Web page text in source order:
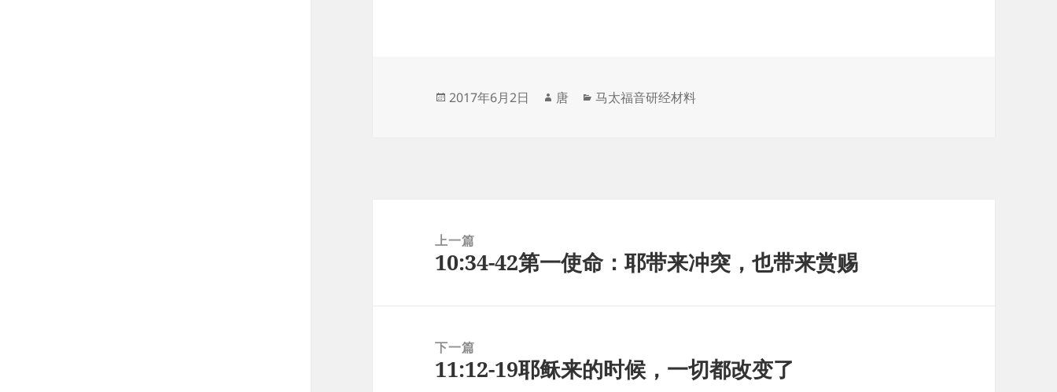
发
2017年6月2日
作
唐
分
马太福音研经材料
上一篇
上
10:34-42第一使命：耶带来冲突，也带来赏赐
下一篇
下
11:12-19耶稣来的时候，一切都改变了